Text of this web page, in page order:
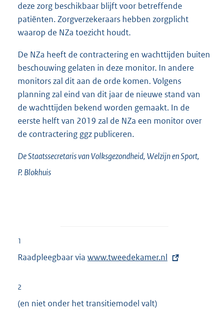
deze zorg beschikbaar blijft voor betreffende
patiënten. Zorgverzekeraars hebben zorgplicht
waarop de NZa toezicht houdt.
De NZa heeft de contractering en wachttijden buiten
beschouwing gelaten in deze monitor. In andere
monitors zal dit aan de orde komen. Volgens
planning zal eind van dit jaar de nieuwe stand van
de wachttijden bekend worden gemaakt. In de
eerste helft van 2019 zal de NZa een monitor over
de contractering ggz publiceren.
De Staatssecretaris van Volksgezondheid, Welzijn en Sport,
P. Blokhuis
1
Raadpleegbaar via E
www.tweedekamer.nl
2
(en niet onder het transitiemodel valt)